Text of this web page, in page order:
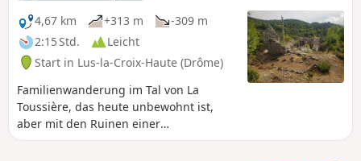
4,67 km
+313 m
-309 m
2:15 Std.
Leicht
Start in Lus-la-Croix-Haute (Drôme)
Familienwanderung im Tal von La
Toussière, das heute unbewohnt ist,
aber mit den Ruinen einer
Templerkommende Spuren der